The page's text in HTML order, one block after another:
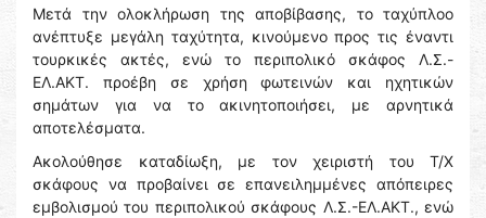
Μετά την ολοκλήρωση της αποβίβασης, το ταχύπλοο
ανέπτυξε μεγάλη ταχύτητα, κινούμενο προς τις έναντι
τουρκικές ακτές, ενώ το περιπολικό σκάφος Λ.Σ.-
ΕΛ.ΑΚΤ. προέβη σε χρήση φωτεινών και ηχητικών
σημάτων για να το ακινητοποιήσει, με αρνητικά
αποτελέσματα.
Ακολούθησε καταδίωξη, με τον χειριστή του Τ/Χ
σκάφους να προβαίνει σε επανειλημμένες απόπειρες
εμβολισμού του περιπολικού σκάφους Λ.Σ.-ΕΛ.ΑΚΤ., ενώ